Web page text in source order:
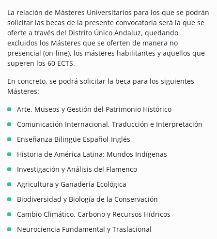
La relación de Másteres Universitarios para los que se podrán
solicitar las becas de la presente convocatoria será la que se
oferte a través del Distrito Único Andaluz, quedando
excluidos los Másteres que se oferten de manera no
presencial (on-line), los másteres habilitantes y aquellos que
superen los 60 ECTS.
En concreto, se podrá solicitar la beca para los siguientes
Másteres:
Arte, Museos y Gestión del Patrimonio Histórico
Comunicación Internacional, Traducción e Interpretación
Enseñanza Bilingüe Español-Inglés
Historia de América Latina: Mundos Indígenas
Investigación y Análisis del Flamenco
Agricultura y Ganadería Ecológica
Biodiversidad y Biología de la Conservación
Cambio Climático, Carbono y Recursos Hídricos
Neurociencia Fundamental y Traslacional